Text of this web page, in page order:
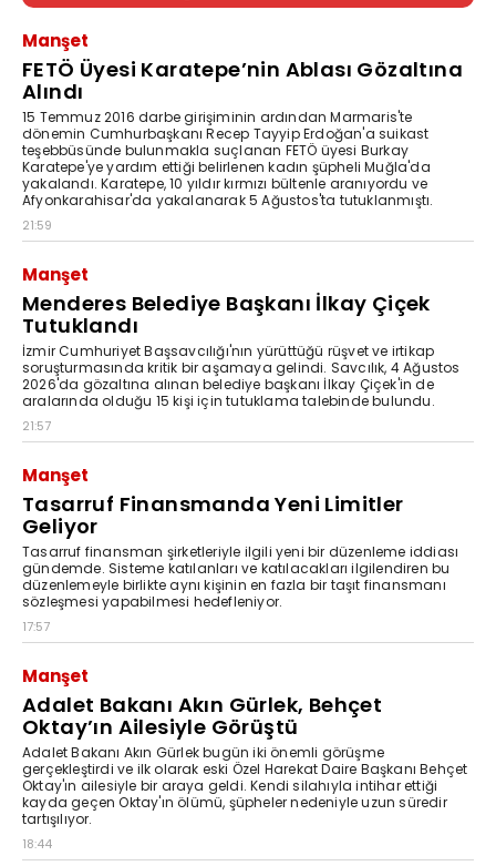
Manşet
FETÖ Üyesi Karatepe’nin Ablası Gözaltına
Alındı
15 Temmuz 2016 darbe girişiminin ardından Marmaris'te
dönemin Cumhurbaşkanı Recep Tayyip Erdoğan'a suikast
teşebbüsünde bulunmakla suçlanan FETÖ üyesi Burkay
Karatepe'ye yardım ettiği belirlenen kadın şüpheli Muğla'da
yakalandı. Karatepe, 10 yıldır kırmızı bültenle aranıyordu ve
Afyonkarahisar'da yakalanarak 5 Ağustos'ta tutuklanmıştı.
21:59
Manşet
Menderes Belediye Başkanı İlkay Çiçek
Tutuklandı
İzmir Cumhuriyet Başsavcılığı'nın yürüttüğü rüşvet ve irtikap
soruşturmasında kritik bir aşamaya gelindi. Savcılık, 4 Ağustos
2026'da gözaltına alınan belediye başkanı İlkay Çiçek'in de
aralarında olduğu 15 kişi için tutuklama talebinde bulundu.
21:57
Manşet
Tasarruf Finansmanda Yeni Limitler
Geliyor
Tasarruf finansman şirketleriyle ilgili yeni bir düzenleme iddiası
gündemde. Sisteme katılanları ve katılacakları ilgilendiren bu
düzenlemeyle birlikte aynı kişinin en fazla bir taşıt finansmanı
sözleşmesi yapabilmesi hedefleniyor.
17:57
Manşet
Adalet Bakanı Akın Gürlek, Behçet
Oktay’ın Ailesiyle Görüştü
Adalet Bakanı Akın Gürlek bugün iki önemli görüşme
gerçekleştirdi ve ilk olarak eski Özel Harekat Daire Başkanı Behçet
Oktay'ın ailesiyle bir araya geldi. Kendi silahıyla intihar ettiği
kayda geçen Oktay'ın ölümü, şüpheler nedeniyle uzun süredir
tartışılıyor.
18:44